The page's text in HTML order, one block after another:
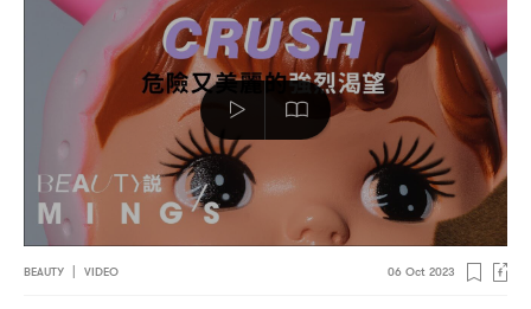
BEAUTY VIDEO 06 Oct 2023